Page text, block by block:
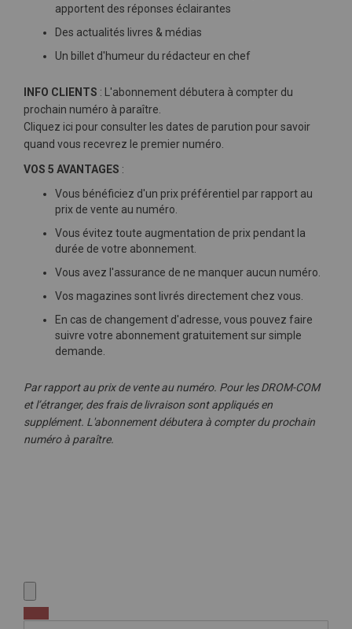
apportent des réponses éclairantes
Des actualités livres & médias
Un billet d'humeur du rédacteur en chef
INFO CLIENTS : L'abonnement débutera à compter du
prochain numéro à paraître.
Cliquez ici pour consulter les dates de parution pour savoir
quand vous recevrez le premier numéro.
VOS 5 AVANTAGES :
Vous bénéficiez d'un prix préférentiel par rapport au
prix de vente au numéro.
Vous évitez toute augmentation de prix pendant la
durée de votre abonnement.
Vous avez l'assurance de ne manquer aucun numéro.
Vos magazines sont livrés directement chez vous.
En cas de changement d'adresse, vous pouvez faire
suivre votre abonnement gratuitement sur simple
demande.
Par rapport au prix de vente au numéro. Pour les DROM-COM
et l’étranger, des frais de livraison sont appliqués en
supplément. L'abonnement débutera à compter du prochain
numéro à paraître.